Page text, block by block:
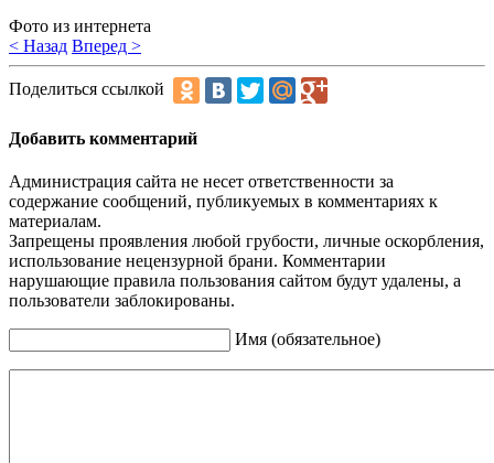
Фото из интернета
< Назад Вперед >
Поделиться ссылкой
Добавить комментарий
Администрация сайта не несет ответственности за
содержание сообщений, публикуемых в комментариях к
материалам.
Запрещены проявления любой грубости, личные оскорбления,
использование нецензурной брани. Комментарии
нарушающие правила пользования сайтом будут удалены, а
пользователи заблокированы.
Имя (обязательное)